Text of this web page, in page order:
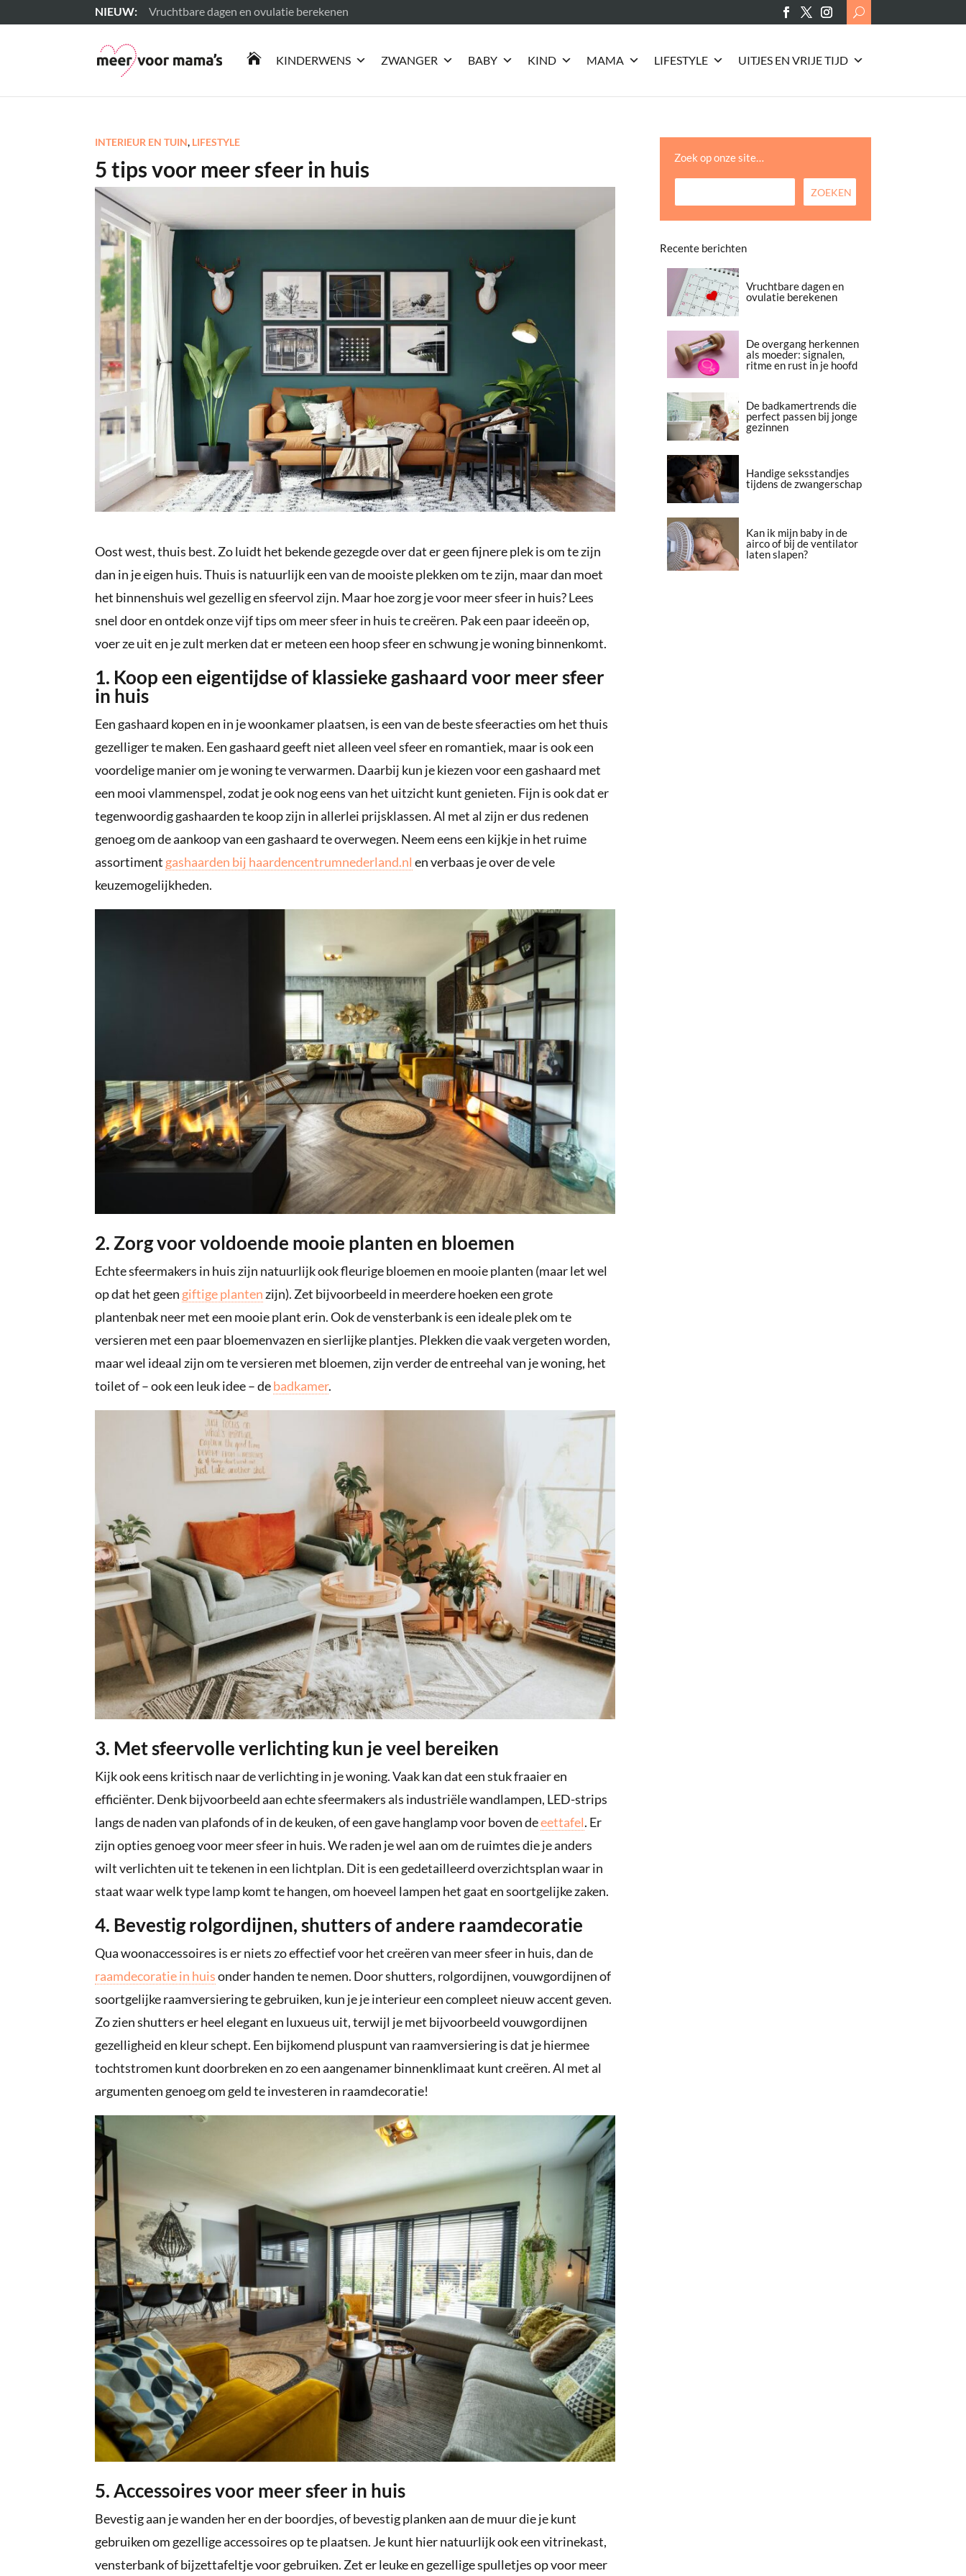
Vruchtbare dagen en ovulatie berekenen
Lees meer
Search
for:
 KINDERWENS ZWANGER BABY KIND MAMA LIFESTYLE UITJES EN VRIJE TIJD
INTERIEUR EN TUIN, LIFESTYLE
5 tips voor meer sfeer in huis
Oost west, thuis best. Zo luidt het bekende gezegde over dat er geen fijnere plek is om te zijn
dan in je eigen huis. Thuis is natuurlijk een van de mooiste plekken om te zijn, maar dan moet
het binnenshuis wel gezellig en sfeervol zijn. Maar hoe zorg je voor meer sfeer in huis? Lees
snel door en ontdek onze vijf tips om meer sfeer in huis te creëren. Pak een paar ideeën op,
voer ze uit en je zult merken dat er meteen een hoop sfeer en schwung je woning binnenkomt.
1. Koop een eigentijdse of klassieke gashaard voor meer sfeer
in huis
Een gashaard kopen en in je woonkamer plaatsen, is een van de beste sfeeracties om het thuis
gezelliger te maken. Een gashaard geeft niet alleen veel sfeer en romantiek, maar is ook een
voordelige manier om je woning te verwarmen. Daarbij kun je kiezen voor een gashaard met
een mooi vlammenspel, zodat je ook nog eens van het uitzicht kunt genieten. Fijn is ook dat er
tegenwoordig gashaarden te koop zijn in allerlei prijsklassen. Al met al zijn er dus redenen
genoeg om de aankoop van een gashaard te overwegen. Neem eens een kijkje in het ruime
assortiment gashaarden bij haardencentrumnederland.nl en verbaas je over de vele
keuzemogelijkheden.
2. Zorg voor voldoende mooie planten en bloemen
Echte sfeermakers in huis zijn natuurlijk ook fleurige bloemen en mooie planten (maar let wel
op dat het geen giftige plantenzijn). Zet bijvoorbeeld in meerdere hoeken een grote
plantenbak neer met een mooie plant erin. Ook de vensterbank is een ideale plek om te
versieren met een paar bloemenvazen en sierlijke plantjes. Plekken die vaak vergeten worden,
maar wel ideaal zijn om te versieren met bloemen, zijn verder de entreehal van je woning, het
toilet of – ook een leuk idee – debadkamer.
3. Met sfeervolle verlichting kun je veel bereiken
Kijk ook eens kritisch naar de verlichting in je woning. Vaak kan dat een stuk fraaier en
efficiënter. Denk bijvoorbeeld aan echte sfeermakers als industriële wandlampen, LED-strips
langs de naden van plafonds of in de keuken, of een gave hanglamp voor boven deeettafel. Er
zijn opties genoeg voor meer sfeer in huis. We raden je wel aan om de ruimtes die je anders
wilt verlichten uit te tekenen in een lichtplan. Dit is een gedetailleerd overzichtsplan waar in
staat waar welk type lamp komt te hangen, om hoeveel lampen het gaat en soortgelijke zaken.
4. Bevestig rolgordijnen, shutters of andere raamdecoratie
Qua woonaccessoires is er niets zo effectief voor het creëren van meer sfeer in huis, dan de
raamdecoratie in huisonder handen te nemen. Door shutters, rolgordijnen, vouwgordijnen of
soortgelijke raamversiering te gebruiken, kun je je interieur een compleet nieuw accent geven.
Zo zien shutters er heel elegant en luxueus uit, terwijl je met bijvoorbeeld vouwgordijnen
gezelligheid en kleur schept. Een bijkomend pluspunt van raamversiering is dat je hiermee
tochtstromen kunt doorbreken en zo een aangenamer binnenklimaat kunt creëren. Al met al
argumenten genoeg om geld te investeren in raamdecoratie!
5. Accessoires voor meer sfeer in huis
Bevestig aan je wanden her en der boordjes, of bevestig planken aan de muur die je kunt
gebruiken om gezellige accessoires op te plaatsen. Je kunt hier natuurlijk ook een vitrinekast,
vensterbank of bijzettafeltje voor gebruiken. Zet er leuke en gezellige spulletjes op voor meer
Zoek op onze site…
Recente berichten
Vruchtbare dagen en
ovulatie berekenen
De overgang herkennen
als moeder: signalen,
ritme en rust in je hoofd
De badkamertrends die
perfect passen bij jonge
gezinnen
Handige seksstandjes
tijdens de zwangerschap
Kan ik mijn baby in de
airco of bij de ventilator
laten slapen?